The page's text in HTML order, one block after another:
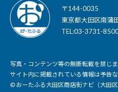
〒144-0035
東京都大田区南蒲
TEL:03-3731-
写真・コンテンツ等の無断転載を禁じま
サイト内に掲載されている情報は予告
© おーたふる大田区商店街ナビ（大田